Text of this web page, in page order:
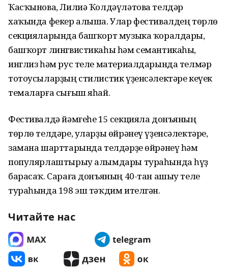
Ҡасҡынова, Лилиә Ҡолдәүләтова телдәр
хаҡында фекер алыша. Улар фестивалдең төрлө
секцияларында башҡорт музыка ҡоралдары,
башҡорт лингвистикаһы һәм семантикаһы,
инглиз һәм рус теле материалдарында телмәр
тотоусыларҙың стилистик үҙенсәлектәре кеүек
темаларға сығыш яһай.
Фестивалдә йәмғеһе 15 секцияла донъяның
төрлө телдәре, уларҙы өйрәнеү үҙенсәлектәре,
замана шарттарында телдәрҙе өйрәнеү һәм
популярлаштырыу алымдары тураһында һүҙ
барасаҡ. Сараға донъяның 40-тан ашыу теле
тураһында 198 эш тәҡдим ителгән.
Читайте нас